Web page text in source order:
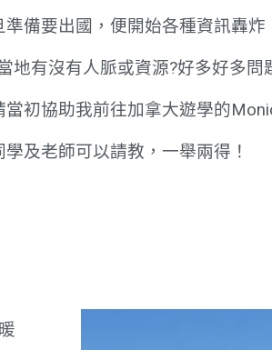
備要出國，便開始各種資訊轟
地有沒有人脈或資源?好多好多
初協助我前往加拿大遊學的
及老師可以請教，一舉兩得！